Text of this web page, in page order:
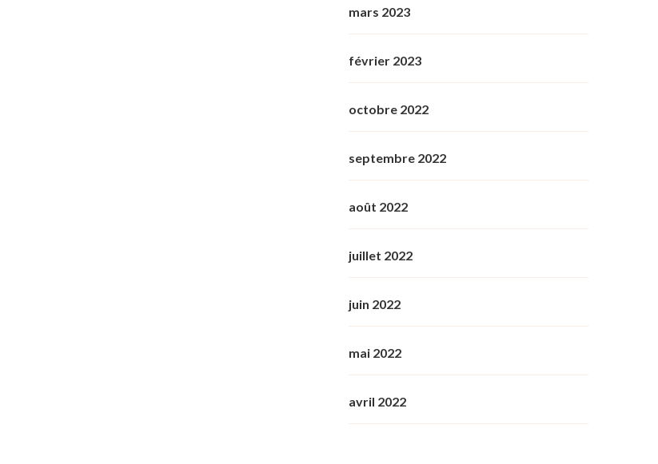
mars 2023
février 2023
octobre 2022
septembre 2022
août 2022
juillet 2022
juin 2022
mai 2022
avril 2022